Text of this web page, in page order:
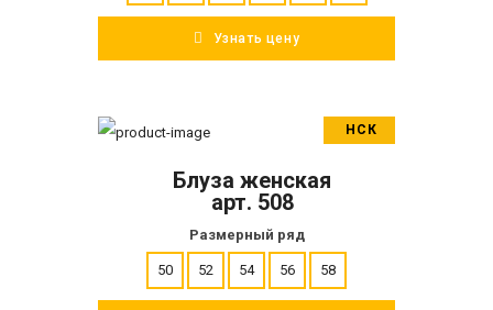
Узнать цену
НСК
ПОДРОБНЕЕ
Блуза женская
арт. 508
Размерный ряд
50 52 54 56 58